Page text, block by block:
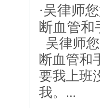
·吴律师
断血管和
吴律师
断血管和
要我上班
我。...